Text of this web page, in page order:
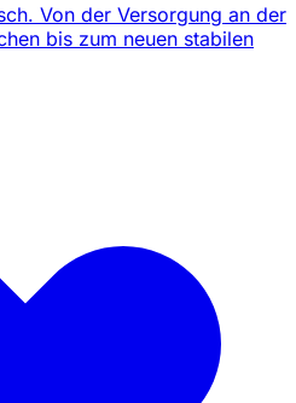
Von der Versorgung an der
bis zum neuen stabilen